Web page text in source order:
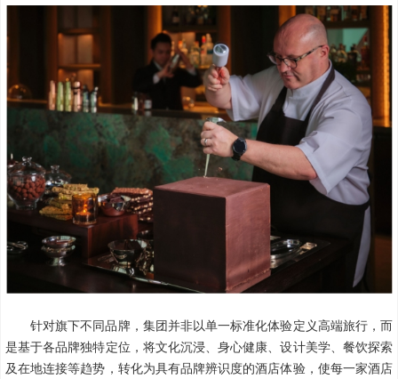
针对旗下不同品牌，集团并非以单一标准化体验定义高端旅行，而
是基于各品牌独特定位，将文化沉浸、身心健康、设计美学、餐饮探索
及在地连接等趋势，转化为具有品牌辨识度的酒店体验，使每一家酒店